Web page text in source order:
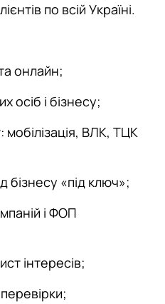
по всій Україні.
онлайн;
осіб і бізнесу;
мобілізація, ВЛК, ТЦК
бізнесу «під ключ»;
і ФОП
інтересів;